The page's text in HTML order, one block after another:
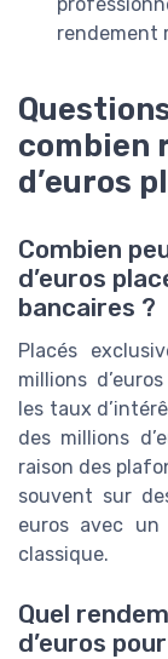
rendement
combien
d’euros
Combien
d’euros
bancaires ?
Placés
millions
les taux
des millions
raison des
souvent sur
euros avec
classique.
Quel
d’euros